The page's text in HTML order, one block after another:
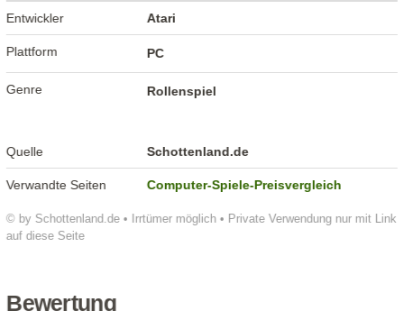
© by Schottenland.de • Irrtümer möglich • Private Verwendung nur mit Link
auf diese Seite
Entwickler Atari
Plattform PC
Genre Rollenspiel
Quelle Schottenland.de
Verwandte Seiten Computer-Spiele-Preisvergleich
Bewertung